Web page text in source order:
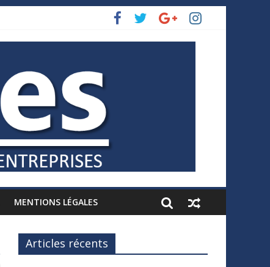
MENTIONS LÉGALES
Articles récents